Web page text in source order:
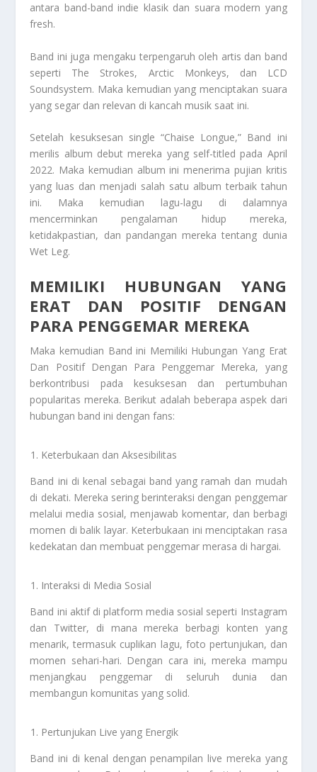
antara band-band indie klasik dan suara modern yang
fresh.
Band ini juga mengaku terpengaruh oleh artis dan band
seperti The Strokes, Arctic Monkeys, dan LCD
Soundsystem. Maka kemudian yang menciptakan suara
yang segar dan relevan di kancah musik saat ini.
Setelah kesuksesan single “Chaise Longue,” Band ini
merilis album debut mereka yang self-titled pada April
2022. Maka kemudian album ini menerima pujian kritis
yang luas dan menjadi salah satu album terbaik tahun
ini. Maka kemudian lagu-lagu di dalamnya
mencerminkan pengalaman hidup mereka,
ketidakpastian, dan pandangan mereka tentang dunia
Wet Leg.
MEMILIKI HUBUNGAN YANG
ERAT DAN POSITIF DENGAN
PARA PENGGEMAR MEREKA
Maka kemudian Band ini Memiliki Hubungan Yang Erat
Dan Positif Dengan Para Penggemar Mereka, yang
berkontribusi pada kesuksesan dan pertumbuhan
popularitas mereka. Berikut adalah beberapa aspek dari
hubungan band ini dengan fans:
Keterbukaan dan Aksesibilitas
Band ini di kenal sebagai band yang ramah dan mudah
di dekati. Mereka sering berinteraksi dengan penggemar
melalui media sosial, menjawab komentar, dan berbagi
momen di balik layar. Keterbukaan ini menciptakan rasa
kedekatan dan membuat penggemar merasa di hargai.
Interaksi di Media Sosial
Band ini aktif di platform media sosial seperti Instagram
dan Twitter, di mana mereka berbagi konten yang
menarik, termasuk cuplikan lagu, foto pertunjukan, dan
momen sehari-hari. Dengan cara ini, mereka mampu
menjangkau penggemar di seluruh dunia dan
membangun komunitas yang solid.
Pertunjukan Live yang Energik
Band ini di kenal dengan penampilan live mereka yang